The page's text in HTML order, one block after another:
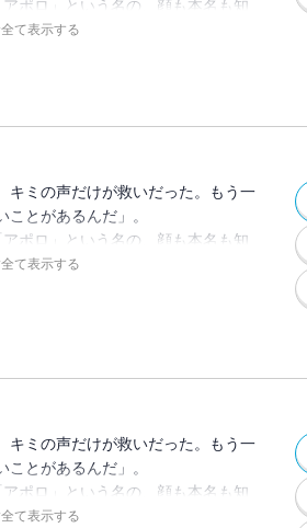
ポロ」という名の、顔も本名も知
探していた。だがある日、有栖は進
とヒズミは、売り出し方でまたもや
る六花だったが…なぜかいろんなコ
さらに顧問・レモンちゃん宅
パーティーをすることに！ しかし
ぶそれぞれに思わぬ用事が入って
と待ちぼうけ。そんな中、アポロの
全て表示する
キミの声だけが救いだった。もう一
とがあるんだ」。
ポロ」という名の、顔も本名も知
探していた。だがある日、有栖は進
寧々と３人で出かける提案をすると
びたい」と伝えるしのぶ…だが、偶
そして、VTuberとして登録者数
は先輩VTuberからコラボ配信のお
緊急事態発生でイコ大ピンチ!?
全て表示する
キミの声だけが救いだった。もう一
とがあるんだ」。
ポロ」という名の、顔も本名も知
探していた。だがある日、有栖は進
全て表示する